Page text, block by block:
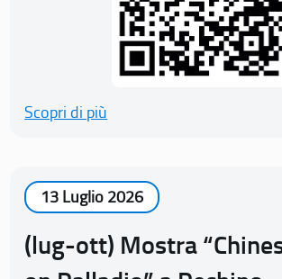
Scopri di più
13 Luglio 2026
(lug-ott) Mostra